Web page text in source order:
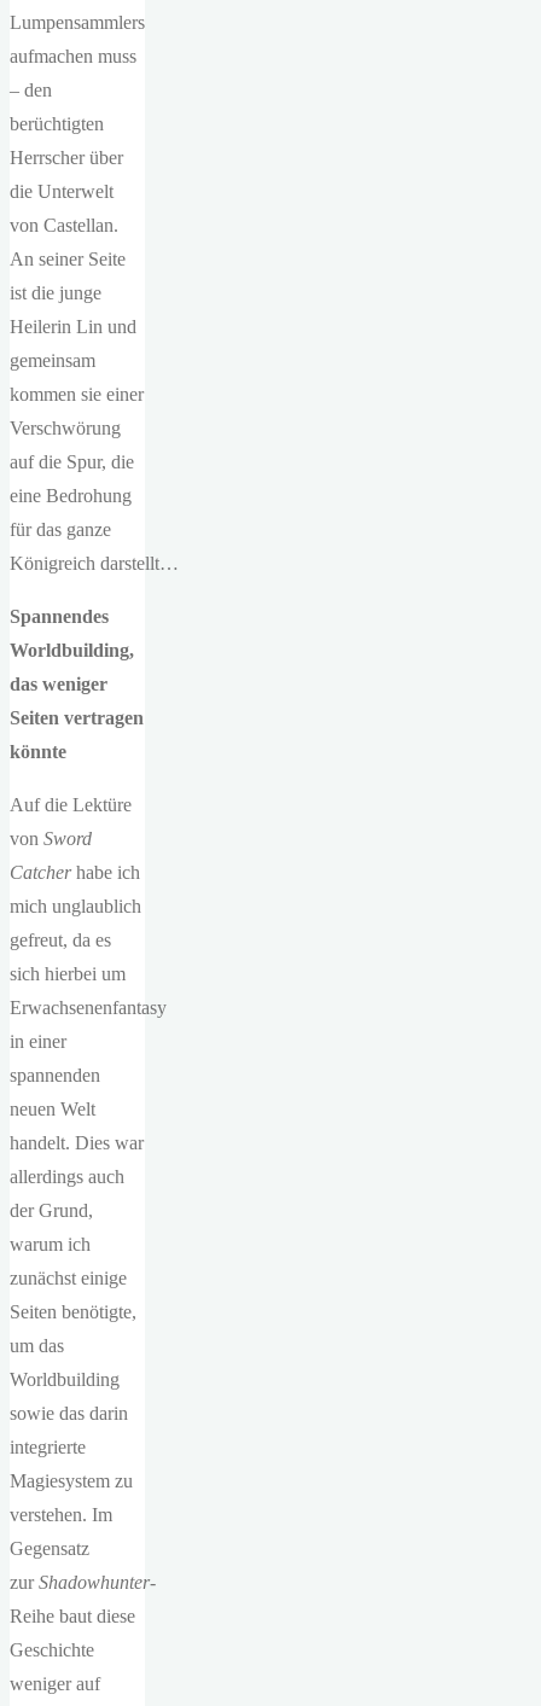
Lumpensammlers
aufmachen muss
– den
berüchtigten
Herrscher über
die Unterwelt
von Castellan.
An seiner Seite
ist die junge
Heilerin Lin und
gemeinsam
kommen sie einer
Verschwörung
auf die Spur, die
eine Bedrohung
für das ganze
Königreich darstellt…
Spannendes
Worldbuilding,
das weniger
Seiten vertragen
könnte
Auf die Lektüre
von Sword
Catcherhabe ich
mich unglaublich
gefreut, da es
sich hierbei um
Erwachsenenfantasy
in einer
spannenden
neuen Welt
handelt. Dies war
allerdings auch
der Grund,
warum ich
zunächst einige
Seiten benötigte,
um das
Worldbuilding
sowie das darin
integrierte
Magiesystem zu
verstehen. Im
Gegensatz
zurShadowhunter-
Reihe baut diese
Geschichte
weniger auf